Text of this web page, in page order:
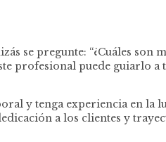
se pregunte: “¿Cuáles son
profesional puede guiarlo a
y tenga experiencia en la
a los clientes y